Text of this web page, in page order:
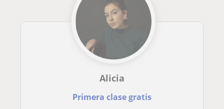
Alicia
Primera clase gratis